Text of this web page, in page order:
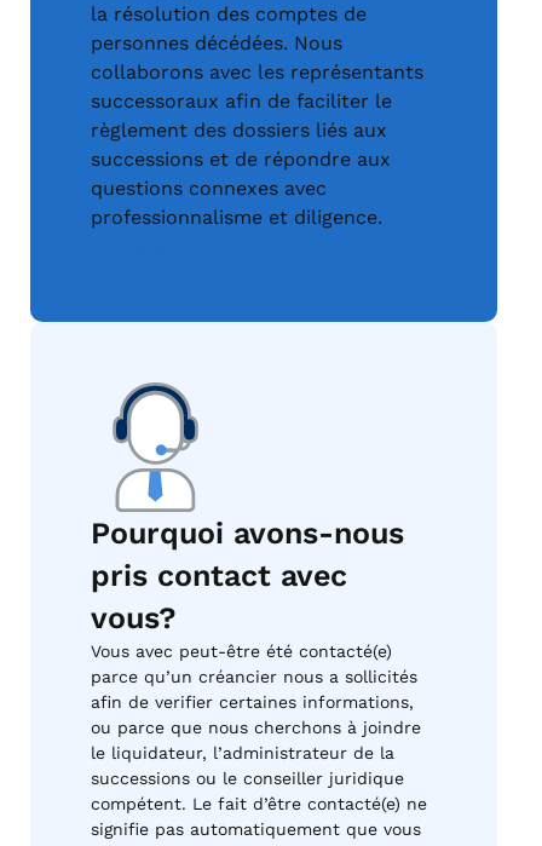
la résolution des comptes de
personnes décédées. Nous
collaborons avec les représentants
successoraux afin de faciliter le
règlement des dossiers liés aux
successions et de répondre aux
questions connexes avec
professionnalisme et diligence.
Pourquoi avons-nous
pris contact avec
vous?
Vous avec peut-être été contacté(e)
parce qu’un créancier nous a sollicités
afin de verifier certaines informations,
ou parce que nous cherchons à joindre
le liquidateur, l’administrateur de la
successions ou le conseiller juridique
compétent. Le fait d’être contacté(e) ne
signifie pas automatiquement que vous